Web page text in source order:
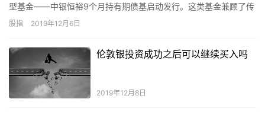
型基金――中银恒裕9个月持有期债基启动发行。这类基金兼顾了传
统定开中短债基金的收益优势和普通开放式短债基金的流动性优
股指 2019年12月6日
伦敦银投资成功之后可以继续买入吗
2019年12月8日